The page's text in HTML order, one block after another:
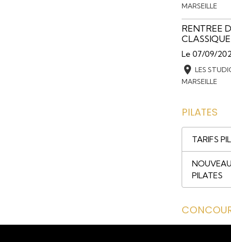
MARSEILLE
RENTREE
Le 07/09/
LES
MARSEILLE
PILATES
TARIFS
PILATES